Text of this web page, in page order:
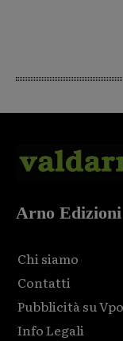
Arno
Chi siamo
Contatti
Pubblicità su
Info Legali